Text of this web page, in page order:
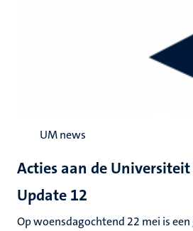
UM news
Acties aan de
Update 12
Op woensdagochtend 22 mei is